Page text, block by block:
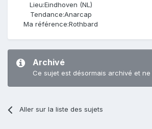
Lieu:Eindhoven (NL)
Tendance:Anarcap
Ma référence:Rothbard
Archivé
Ce sujet est désormais archivé et
Aller sur la liste des sujets